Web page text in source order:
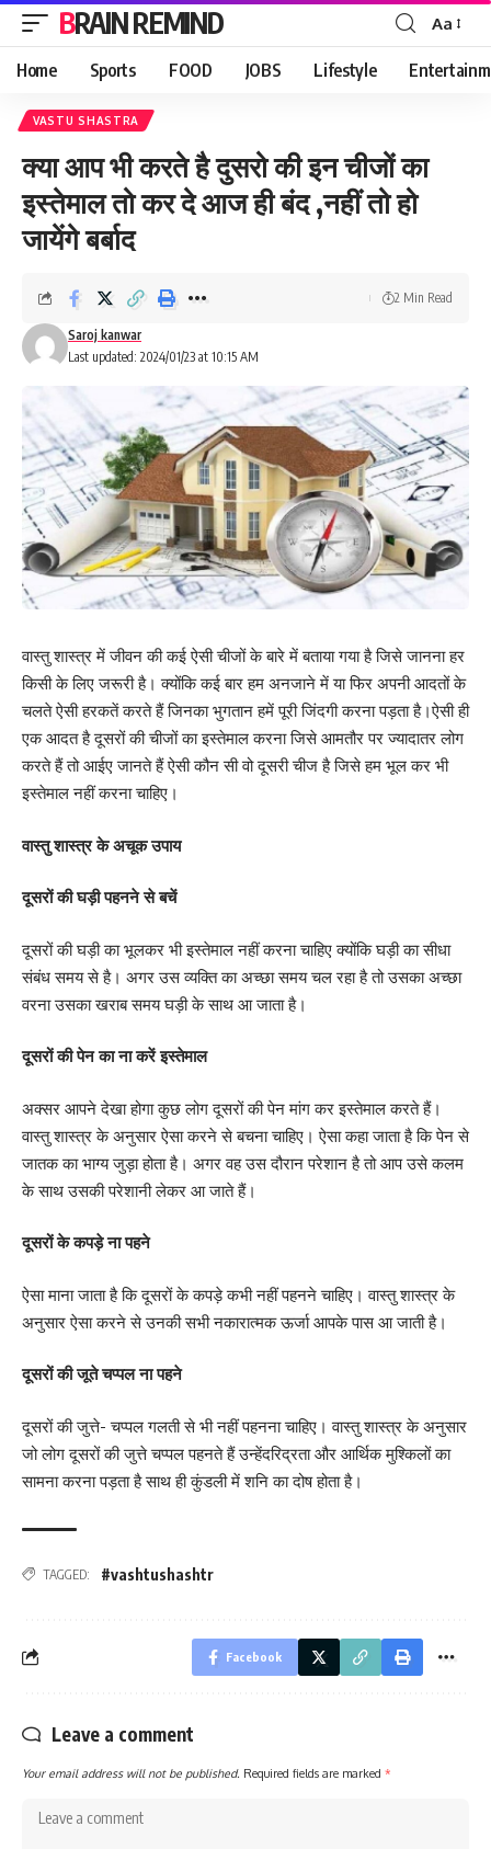
BRAIN REMIND
Font
Resizer
Aa
Home Sports FOOD JOBS Lifestyle
VASTU SHASTRA
क्या आप भी करते है दुसरो की इन चीजों का
इस्तेमाल तो कर दे आज ही बंद ,नहीं तो हो
जायेंगे बर्बाद
Last updated: 2024/01/23 at 10:15 AM
Saroj kanwar
2 Min Read
वास्तु शास्त्र में जीवन की कई ऐसी चीजों के बारे में बताया गया है जिसे जानना हर
किसी के लिए जरूरी है। क्योंकि कई बार हम अनजाने में या फिर अपनी आदतों के
चलते ऐसी हरकतें करते हैं जिनका भुगतान हमें पूरी जिंदगी करना पड़ता है।ऐसी ही
एक आदत है दूसरों की चीजों का इस्तेमाल करना जिसे आमतौर पर ज्यादातर लोग
करते हैं तो आईए जानते हैं ऐसी कौन सी वो दूसरी चीज है जिसे हम भूल कर भी
इस्तेमाल नहीं करना चाहिए।
वास्तु शास्त्र के अचूक उपाय
दूसरों की घड़ी पहनने से बचें
दूसरों की घड़ी का भूलकर भी इस्तेमाल नहीं करना चाहिए क्योंकि घड़ी का सीधा
संबंध समय से है। अगर उस व्यक्ति का अच्छा समय चल रहा है तो उसका अच्छा
वरना उसका खराब समय घड़ी के साथ आ जाता है।
दूसरों की पेन का ना करें इस्तेमाल
अक्सर आपने देखा होगा कुछ लोग दूसरों की पेन मांग कर इस्तेमाल करते हैं।
वास्तु शास्त्र के अनुसार ऐसा करने से बचना चाहिए। ऐसा कहा जाता है कि पेन से
जातक का भाग्य जुड़ा होता है। अगर वह उस दौरान परेशान है तो आप उसे कलम
के साथ उसकी परेशानी लेकर आ जाते हैं।
दूसरों के कपड़े ना पहने
ऐसा माना जाता है कि दूसरों के कपड़े कभी नहीं पहनने चाहिए। वास्तु शास्त्र के
अनुसार ऐसा करने से उनकी सभी नकारात्मक ऊर्जा आपके पास आ जाती है।
दूसरों की जूते चप्पल ना पहने
दूसरों की जुत्ते- चप्पल गलती से भी नहीं पहनना चाहिए। वास्तु शास्त्र के अनुसार
जो लोग दूसरों की जुत्ते चप्पल पहनते हैं उन्हेंदरिद्रता और आर्थिक मुश्किलों का
सामना करना पड़ता है साथ ही कुंडली में शनि का दोष होता है।
TAGGED: #vashtushashtr
Facebook
Leave a comment
Your email address will not be published. Required fields are marked *